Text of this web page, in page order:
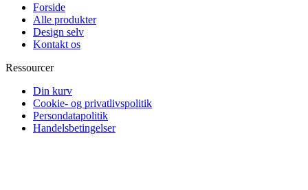
Forside
Alle produkter
Design selv
Kontakt os
Ressourcer
Din kurv
Cookie- og privatlivspolitik
Persondatapolitik
Handelsbetingelser